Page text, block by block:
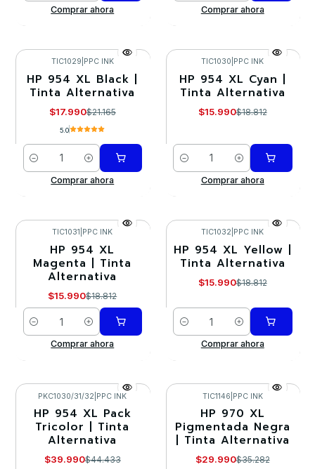
Comprar ahora
Comprar ahora
-15%
TIC1029 PPC INK
HP 954 XL Black |
Tinta Alternativa
$17.990$21.165
5.0
Cantidad
Comprar ahora
-15%
TIC1030 PPC INK
HP 954 XL Cyan |
Tinta Alternativa
$15.990$18.812
Cantidad
Comprar ahora
-15%
TIC1031 PPC INK
HP 954 XL
Magenta | Tinta
Alternativa
$15.990$18.812
Cantidad
Comprar ahora
-15%
TIC1032 PPC INK
HP 954 XL Yellow |
Tinta Alternativa
$15.990$18.812
Cantidad
Comprar ahora
-10%
PKC1030/31/32 PPC INK
HP 954 XL Pack
Tricolor | Tinta
Alternativa
$39.990$44.433
-15%
TIC1146 PPC INK
HP 970 XL
Pigmentada Negra
| Tinta Alternativa
$29.990$35.282